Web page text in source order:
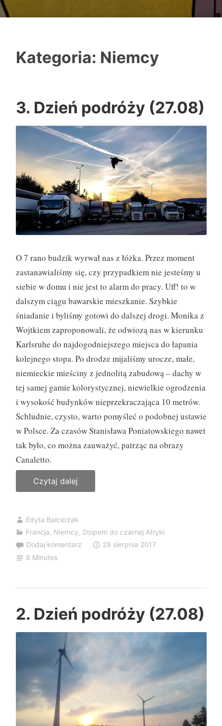
Kategoria: Niemcy
3. Dzień podróży (27.08)
O 7 rano budzik wyrwał nas z łóżka. Przez moment
zastanawialiśmy się, czy przypadkiem nie jesteśmy u
siebie w domu i nie jest to alarm do pracy. Uff! to w
dalszym ciągu bawarskie mieszkanie. Szybkie
śniadanie i byliśmy gotowi do dalszej drogi. Monika z
Wojtkiem zaproponowali, że odwiozą nas w kierunku
Karlsruhe do najdogodniejszego miejsca do łapania
kolejnego stopa. Po drodze mijaliśmy urocze, małe,
niemieckie mieściny z jednolitą zabudową – dachy w
tej samej gamie kolorystycznej, niewielkie ogrodzenia
i wysokość budynków nieprzekraczająca 10 metrów.
Schludnie, czysto, warto pomyśleć o podobnej ustawie
w Polsce. Za czasów Stanisława Poniatowskiego nawet
tak było, co można zauważyć, patrząc na obrazy
Canaletto.
Czytaj dalej
3
D
z
d
r
ż
(
2
7
Edyta Balcerzak
Francja, Niemcy, Stopem do czarnej Afryki
Dodaj komentarz
29 sierpnia 2017
8 Minutes
2. Dzień podróży (27.08)